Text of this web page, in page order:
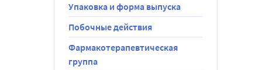
следует
Упаковка и форма выпуска
Побочные действия
Фармакотерапевтическая
группа